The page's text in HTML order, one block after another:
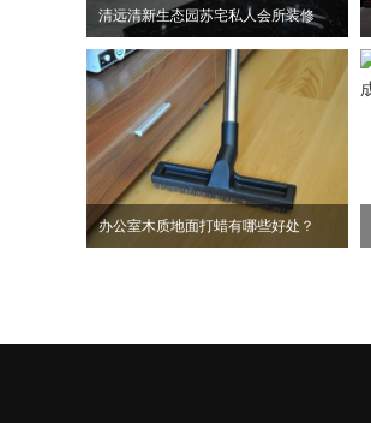
清远清新生态园苏宅私人会所装修
办公室木质地面打蜡有哪些好处？